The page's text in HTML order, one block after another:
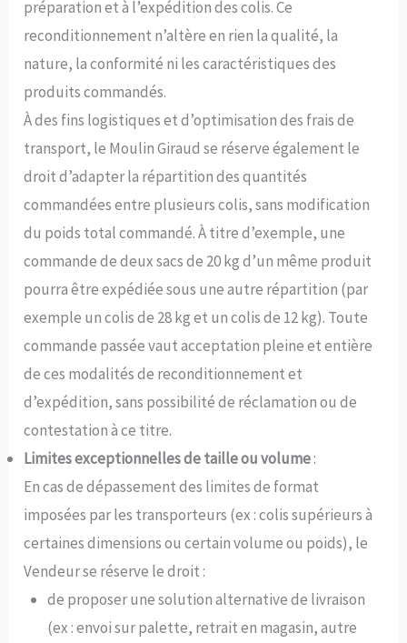
préparation et à l’expédition des colis. Ce
reconditionnement n’altère en rien la qualité, la
nature, la conformité ni les caractéristiques des
produits commandés.
À des fins logistiques et d’optimisation des frais de
transport, le Moulin Giraud se réserve également le
droit d’adapter la répartition des quantités
commandées entre plusieurs colis, sans modification
du poids total commandé. À titre d’exemple, une
commande de deux sacs de 20 kg d’un même produit
pourra être expédiée sous une autre répartition (par
exemple un colis de 28 kg et un colis de 12 kg). Toute
commande passée vaut acceptation pleine et entière
de ces modalités de reconditionnement et
d’expédition, sans possibilité de réclamation ou de
contestation à ce titre.
Limites exceptionnelles de taille ou volume:
En cas de dépassement des limites de format
imposées par les transporteurs (ex : colis supérieurs à
certaines dimensions ou certain volume ou poids), le
Vendeur se réserve le droit :
de proposer une solution alternative de livraison
(ex : envoi sur palette, retrait en magasin, autre